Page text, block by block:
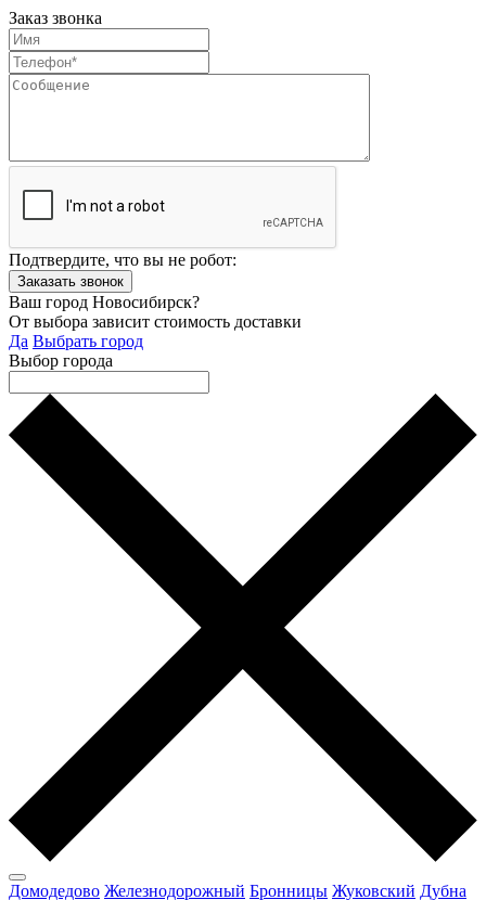
Заказ звонка
Подтвердите, что вы не робот:
Ваш город Новосибирск?
От выбора зависит стоимость доставки
Да Выбрать город
Выбор города
Домодедово Железнодорожный Бронницы Жуковский Дубна